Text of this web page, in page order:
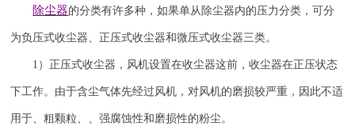
除尘器的分类有许多种，如果单从除尘器内的压力分类，可分
为负压式收尘器、正压式收尘器和微压式收尘器三类。
1 ）正压式收尘器，风机设置在收尘器这前，收尘器在正压状态
下工作。由于含尘气体先经过风机，对风机的磨损较严重，因此不适
用于、粗颗粒、、强腐蚀性和磨损性的粉尘。